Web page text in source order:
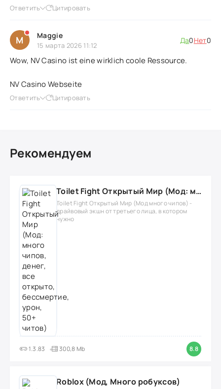
Ответить Цитировать
M Maggie
15 марта 2026 11:12
Да0Нет0
Wow, NV Casino ist eine wirklich coole Ressource.
NV Casino Webseite
Ответить Цитировать
Рекомендуем
Toilet Fight Открытый Мир (Мод: много чипов, денег, все открыто, бессмертие, урон, 50+ читов)
Toilet Fight Открытый Мир (Мод много чипов) -
драйвовый экшн от третьего лица, в котором
нужно
1.3.83 300,8 Mb 8.8
Roblox (Мод, Много робуксов)